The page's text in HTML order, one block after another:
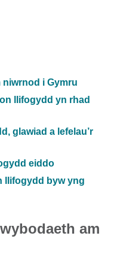
i Gymru
llifogydd yn rhad
glawiad a lefelau’r
eiddo
llifogydd byw yng
am